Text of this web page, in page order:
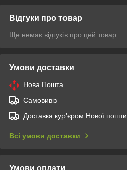
Відгуки про товар
Ще немає відгуків про цей товар
Умови доставки
Нова Пошта
Самовивіз
Доставка кур'єром Нової пошти
Всі умови доставки
Умови оплати